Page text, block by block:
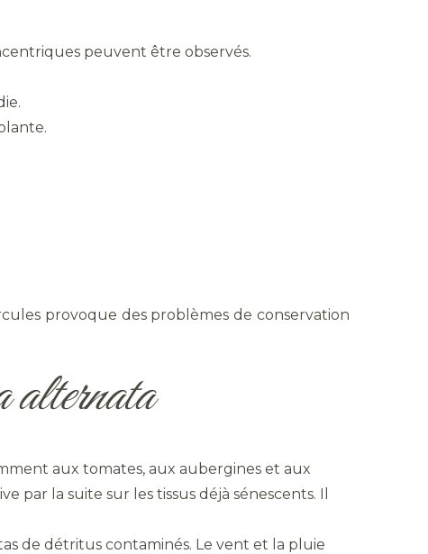
peuvent être observés.
provoque des problèmes de conservation
aux tomates, aux aubergines et aux
par la suite sur les tissus déjà sénescents. Il
de détritus contaminés. Le vent et la pluie